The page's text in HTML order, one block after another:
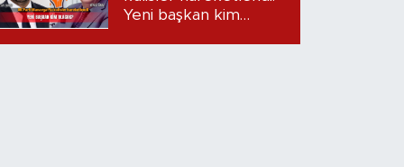
Yeni başkan kim